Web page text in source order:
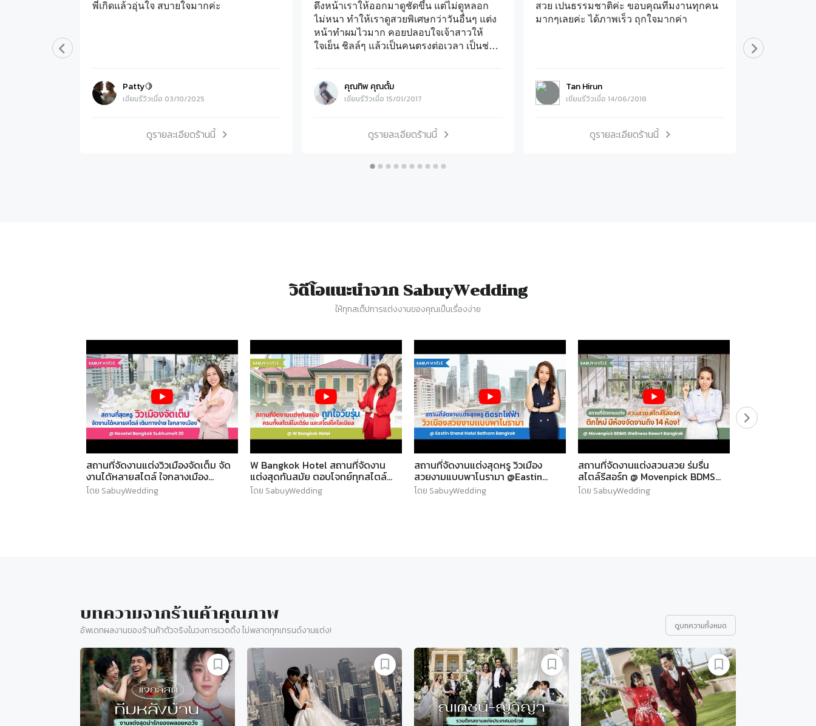
พี่เกิดแล้วอุ่นใจ สบายใจมากค่ะ
Patty🍋
เขียนรีวิวเมื่อ 03/10/2025
ดูรายละเอียดร้านนี้
ดึงหน้าเราให้ออกมาดูชัดขึ้น แต่ไม่ดูหลอก
ไม่หนา ทำให้เราดูสวยพิเศษกว่าวันอื่นๆ แต่ง
หน้าทำผมไวมาก คอยปลอบใจเจ้าสาวให้
ใจเย็น ชิลล์ๆ แล้วเป็นคนตรงต่อเวลา เป็นช่าง
ถึงจะแม็ตช์กัน
คุณทิพ คุณตั้ม
เขียนรีวิวเมื่อ 15/01/2017
ดูรายละเอียดร้านนี้
สวย เปนธรรมชาติค่ะ ขอบคุณทีมงานทุกคน
มากๆเลยค่ะ ได้ภาพเร็ว ถุกใจมากค่า
Tan Hirun
เขียนรีวิวเมื่อ 14/06/2018
ดูรายละเอียดร้านนี้
อย่างเรียบร้
แม่ ญาติพี่น้อ
วิดีโอแนะนำจาก SabuyWedding
ให้ทุกสเต็ปการแต่งงานของคุณเป็นเรื่องง่าย
สถานที่จัดงานแต่งวิวเมืองจัดเต็ม จัด
งานได้หลายสไตล์ ใจกลางเมือง
@Novotel Sukhumvit 20 l
SABUYWEDDING
โดย SabuyWedding
W Bangkok Hotel สถานที่จัดงาน
แต่งสุดทันสมัย ตอบโจทย์ทุกสไตล์
ถูกใจวัยรุ่น l SABUYWEDDING
โดย SabuyWedding
สถานที่จัดงานแต่งสุดหรู วิวเมือง
สวยงามแบบพาโนรามา @Eastin
Grand Hotel Sathorn Bangkok l
SABUYWEDDING
โดย SabuyWedding
สถานที่จัดงานแต่งสวนสวย ร่มรื่น
สไตล์รีสอร์ท @ Movenpick BDMS
Wellness Resort Bangkok l
SABUYWEDDING
โดย SabuyWedding
บทความจากร้านค้าคุณภาพ
อัพเดทผลงานของร้านค้าตัวจริงในวงการเวดดิ้ง ไม่พลาดทุกเทรนด์งานแต่ง! ดูบทความทั้งหมด